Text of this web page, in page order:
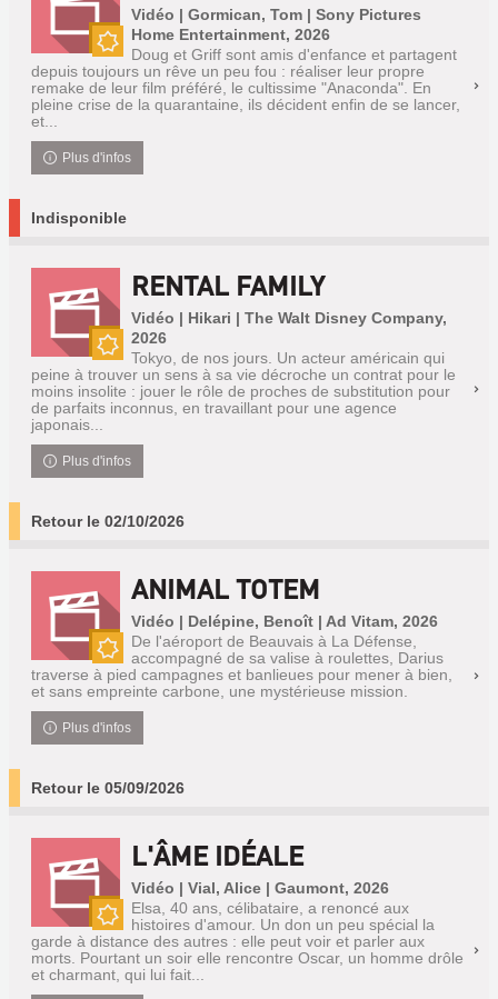
Nouveauté
Vidéo | Gormican, Tom | Sony Pictures
Home Entertainment, 2026
Doug et Griff sont amis d'enfance et partagent
depuis toujours un rêve un peu fou : réaliser leur propre
remake de leur film préféré, le cultissime "Anaconda". En
pleine crise de la quarantaine, ils décident enfin de se lancer,
et...
Plus d'infos
Indisponible
Nouveauté
RENTAL FAMILY
Vidéo | Hikari | The Walt Disney Company,
2026
Tokyo, de nos jours. Un acteur américain qui
peine à trouver un sens à sa vie décroche un contrat pour le
moins insolite : jouer le rôle de proches de substitution pour
de parfaits inconnus, en travaillant pour une agence
japonais...
Plus d'infos
Retour le 02/10/2026
Nouveauté
ANIMAL TOTEM
Vidéo | Delépine, Benoît | Ad Vitam, 2026
De l'aéroport de Beauvais à La Défense,
accompagné de sa valise à roulettes, Darius
traverse à pied campagnes et banlieues pour mener à bien,
et sans empreinte carbone, une mystérieuse mission.
Plus d'infos
Retour le 05/09/2026
Nouveauté
L'ÂME IDÉALE
Vidéo | Vial, Alice | Gaumont, 2026
Elsa, 40 ans, célibataire, a renoncé aux
histoires d'amour. Un don un peu spécial la
garde à distance des autres : elle peut voir et parler aux
morts. Pourtant un soir elle rencontre Oscar, un homme drôle
et charmant, qui lui fait...